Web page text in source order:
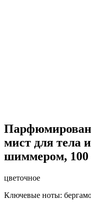
мист для тела
шиммером,
цветочное
Ключевые ноты: